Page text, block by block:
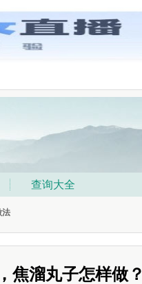
查询大全
法
焦溜丸子怎样做？